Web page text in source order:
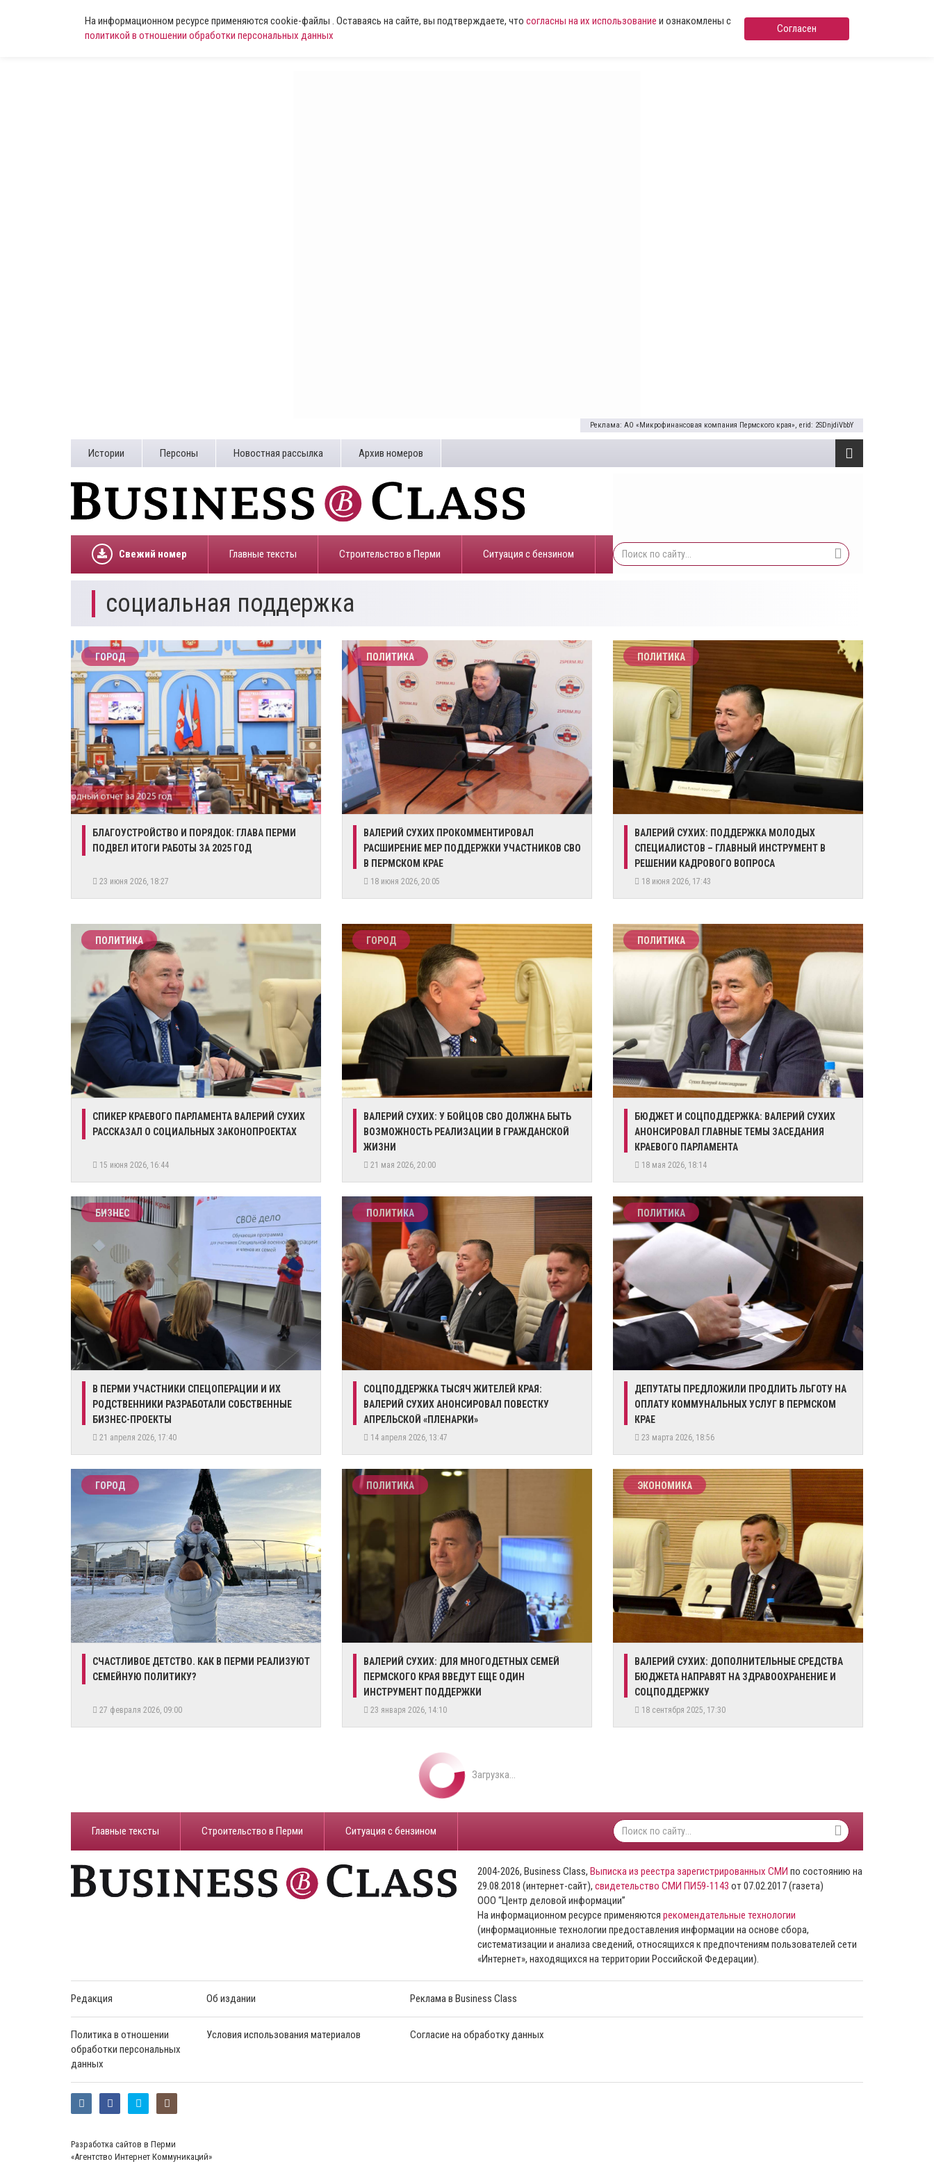
На информационном ресурсе применяются cookie-файлы . Оставаясь на сайте, вы подтверждаете, что согласны на их использование и ознакомлены с
политикой в отношении обработки персональных данных
Согласен
Реклама: АО «Микрофинансовая компания Пермского края», erid: 2SDnjdiVbbY
Истории Персоны Новостная рассылка Архив номеров
Свежий номер Главные тексты Строительство в Перми ​Ситуация с бензином
социальная поддержка
ГОРОД
​БЛАГОУСТРОЙСТВО И ПОРЯДОК: ГЛАВА ПЕРМИ
ПОДВЕЛ ИТОГИ РАБОТЫ ЗА 2025 ГОД
23 июня 2026, 18:27
ПОЛИТИКА
​ВАЛЕРИЙ СУХИХ ПРОКОММЕНТИРОВАЛ
РАСШИРЕНИЕ МЕР ПОДДЕРЖКИ УЧАСТНИКОВ СВО
В ПЕРМСКОМ КРАЕ
18 июня 2026, 20:05
ПОЛИТИКА
​ВАЛЕРИЙ СУХИХ: ПОДДЕРЖКА МОЛОДЫХ
СПЕЦИАЛИСТОВ – ГЛАВНЫЙ ИНСТРУМЕНТ В
РЕШЕНИИ КАДРОВОГО ВОПРОСА
18 июня 2026, 17:43
ПОЛИТИКА
​СПИКЕР КРАЕВОГО ПАРЛАМЕНТА ВАЛЕРИЙ СУХИХ
РАССКАЗАЛ О СОЦИАЛЬНЫХ ЗАКОНОПРОЕКТАХ
15 июня 2026, 16:44
ГОРОД
ВАЛЕРИЙ СУХИХ: У БОЙЦОВ СВО ДОЛЖНА БЫТЬ
ВОЗМОЖНОСТЬ РЕАЛИЗАЦИИ В ГРАЖДАНСКОЙ
ЖИЗНИ
21 мая 2026, 20:00
ПОЛИТИКА
​БЮДЖЕТ И СОЦПОДДЕРЖКА: ВАЛЕРИЙ СУХИХ
АНОНСИРОВАЛ ГЛАВНЫЕ ТЕМЫ ЗАСЕДАНИЯ
КРАЕВОГО ПАРЛАМЕНТА
18 мая 2026, 18:14
БИЗНЕС
​В ПЕРМИ УЧАСТНИКИ СПЕЦОПЕРАЦИИ И ИХ
РОДСТВЕННИКИ РАЗРАБОТАЛИ СОБСТВЕННЫЕ
БИЗНЕС-ПРОЕКТЫ
21 апреля 2026, 17:40
ПОЛИТИКА
СОЦПОДДЕРЖКА ТЫСЯЧ ЖИТЕЛЕЙ КРАЯ:
ВАЛЕРИЙ СУХИХ АНОНСИРОВАЛ ПОВЕСТКУ
АПРЕЛЬСКОЙ «ПЛЕНАРКИ»
14 апреля 2026, 13:47
ПОЛИТИКА
​ДЕПУТАТЫ ПРЕДЛОЖИЛИ ПРОДЛИТЬ ЛЬГОТУ НА
ОПЛАТУ КОММУНАЛЬНЫХ УСЛУГ В ПЕРМСКОМ
КРАЕ
23 марта 2026, 18:56
ГОРОД
СЧАСТЛИВОЕ ДЕТСТВО. КАК В ПЕРМИ РЕАЛИЗУЮТ
СЕМЕЙНУЮ ПОЛИТИКУ?
27 февраля 2026, 09:00
ПОЛИТИКА
​ВАЛЕРИЙ СУХИХ: ДЛЯ МНОГОДЕТНЫХ СЕМЕЙ
ПЕРМСКОГО КРАЯ ВВЕДУТ ЕЩЕ ОДИН
ИНСТРУМЕНТ ПОДДЕРЖКИ
23 января 2026, 14:10
ЭКОНОМИКА
​ВАЛЕРИЙ СУХИХ: ДОПОЛНИТЕЛЬНЫЕ СРЕДСТВА
БЮДЖЕТА НАПРАВЯТ НА ЗДРАВООХРАНЕНИЕ И
СОЦПОДДЕРЖКУ
18 сентября 2025, 17:30
Загрузка...
Главные тексты Строительство в Перми ​Ситуация с бензином
2004-2026, Business Class, Выписка из реестра зарегистрированных СМИ по состоянию на
29.08.2018 (интернет-сайт), свидетельство СМИ ПИ59-1143 от 07.02.2017 (газета)
ООО “Центр деловой информации”
На информационном ресурсе применяются рекомендательные технологии
(информационные технологии предоставления информации на основе сбора,
систематизации и анализа сведений, относящихся к предпочтениям пользователей сети
«Интернет», находящихся на территории Российской Федерации).
Редакция Об издании Реклама в Business Class
Политика в отношении
обработки персональных
данных
Условия использования материалов Согласие на обработку данных
Разработка сайтов в Перми
«Агентство Интернет Коммуникаций»